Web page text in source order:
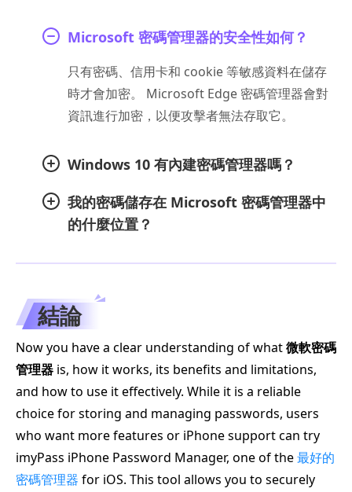
Microsoft 密碼管理器的安全性如何？
只有密碼、信用卡和 cookie 等敏感資料在儲存
時才會加密。 Microsoft Edge 密碼管理器會對
資訊進行加密，以便攻擊者無法存取它。
Windows 10 有內建密碼管理器嗎？
我的密碼儲存在 Microsoft 密碼管理器中
的什麼位置？
結論
Now you have a clear understanding of what微軟密碼
管理器 is, how it works, its benefits and limitations,
and how to use it effectively. While it is a reliable
choice for storing and managing passwords, users
who want more features or iPhone support can try
imyPass iPhone Password Manager, one of the最好的
密碼管理器 for iOS. This tool allows you to securely